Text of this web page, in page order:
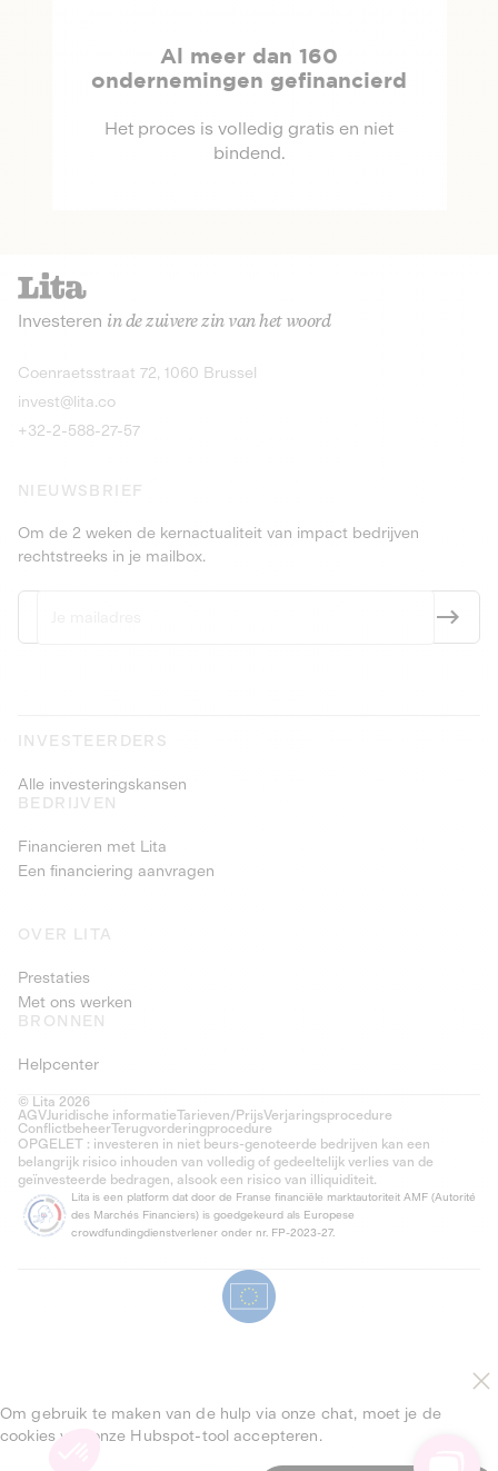
Al meer dan 160
ondernemingen gefinancierd
Het proces is volledig gratis en niet
bindend.
Investeren in de zuivere zin van het woord
Coenraetsstraat 72, 1060 Brussel
invest@lita.co
+32-2-588-27-57
NIEUWSBRIEF
Om de 2 weken de kernactualiteit van impact bedrijven
rechtstreeks in je mailbox.
INVESTEERDERS
Alle investeringskansen
BEDRIJVEN
Financieren met Lita
Een financiering aanvragen
OVER LITA
Prestaties
Met ons werken
BRONNEN
Helpcenter
© Lita 2026
AGVJuridische informatieTarieven/PrijsVerjaringsprocedure
ConflictbeheerTerugvorderingprocedure
OPGELET : investeren in niet beurs-genoteerde bedrijven kan een
belangrijk risico inhouden van volledig of gedeeltelijk verlies van de
geïnvesteerde bedragen, alsook een risico van illiquiditeit.
Lita is een platform dat door de Franse financiële marktautoriteit AMF (Autorité
des Marchés Financiers) is goedgekeurd als Europese
crowdfundingdienstverlener onder nr. FP-2023-27.
Om gebruik te maken van de hulp via onze chat, moet je de
cookies van onze Hubspot-tool accepteren.